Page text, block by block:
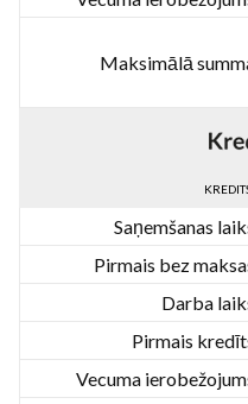
Maksimālā
Saņemšanas
Pirmais bez
Darba
Pirmais
Vecuma